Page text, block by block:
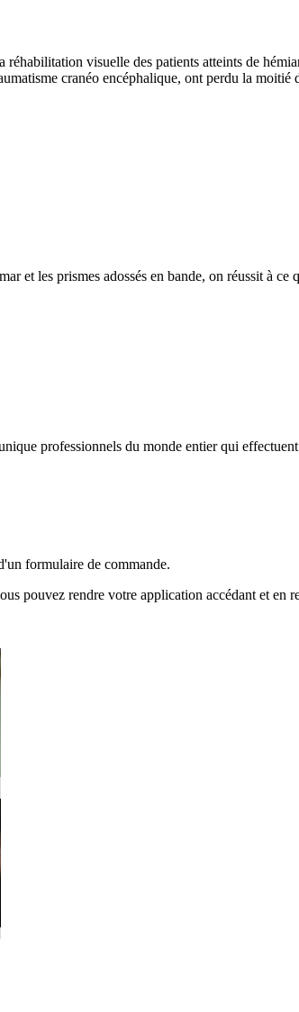
réhabilitation visuelle des patients atteints de
cranéo encéphalique, ont perdu la
et les prismes adossés en bande, on réussit à ce
professionnels du monde entier qui
formulaire de commande.
pouvez rendre votre application accédant et en